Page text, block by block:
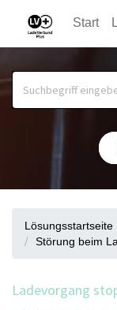
Start
Lösungsstartseite
Störung beim
Ladevorgang